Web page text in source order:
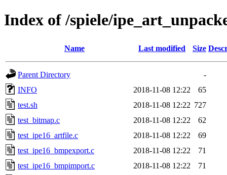
Index of /spiele/
Name Last modified Size
Parent Directory
-
INFO
2018-11-08 12:22
65
test.sh
2018-11-08 12:22 727
test_bitmap.c
2018-11-08 12:22
62
test_ipe16_artfile.c
2018-11-08 12:22
69
test_ipe16_bmpexport.c
2018-11-08 12:22
71
test_ipe16_bmpimport.c
2018-11-08 12:22
71